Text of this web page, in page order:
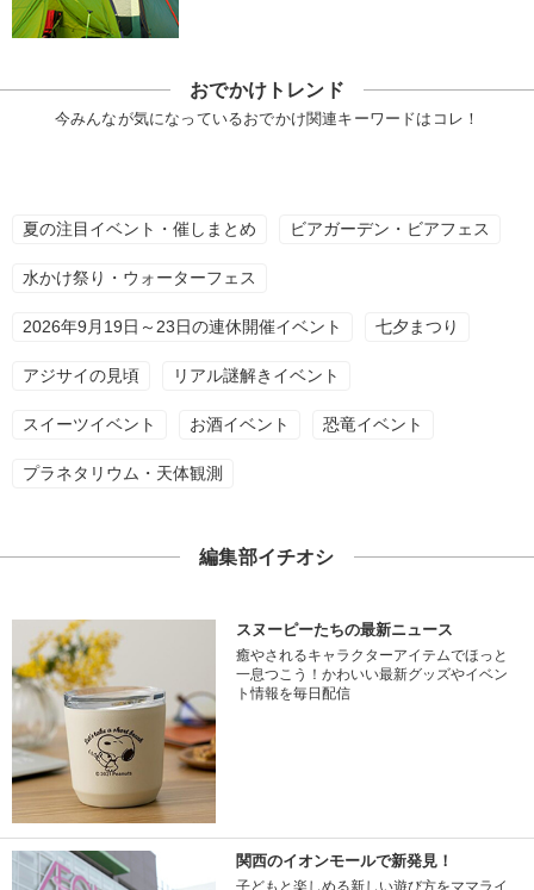
おでかけトレンド
今みんなが気になっているおでかけ関連キーワードはコレ！
夏の注目イベント・催しまとめ ビアガーデン・ビアフェス
水かけ祭り・ウォーターフェス
2026年9月19日～23日の連休開催イベント 七夕まつり
アジサイの見頃 リアル謎解きイベント
スイーツイベント お酒イベント 恐竜イベント
プラネタリウム・天体観測
編集部イチオシ
スヌーピーたちの最新ニュース
癒やされるキャラクターアイテムでほっと
一息つこう！かわいい最新グッズやイベン
ト情報を毎日配信
関西のイオンモールで新発見！